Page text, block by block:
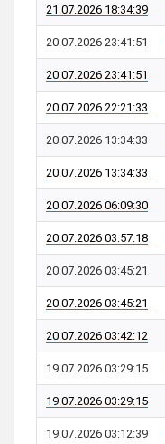
21.07.2026 18:34:39
20.07.2026 23:41:51
20.07.2026 23:41:51
20.07.2026 22:21:33
20.07.2026 13:34:33
20.07.2026 13:34:33
20.07.2026 06:09:30
20.07.2026 03:57:18
20.07.2026 03:45:21
20.07.2026 03:45:21
20.07.2026 03:42:12
19.07.2026 03:29:15
19.07.2026 03:29:15
19.07.2026 03:12:39